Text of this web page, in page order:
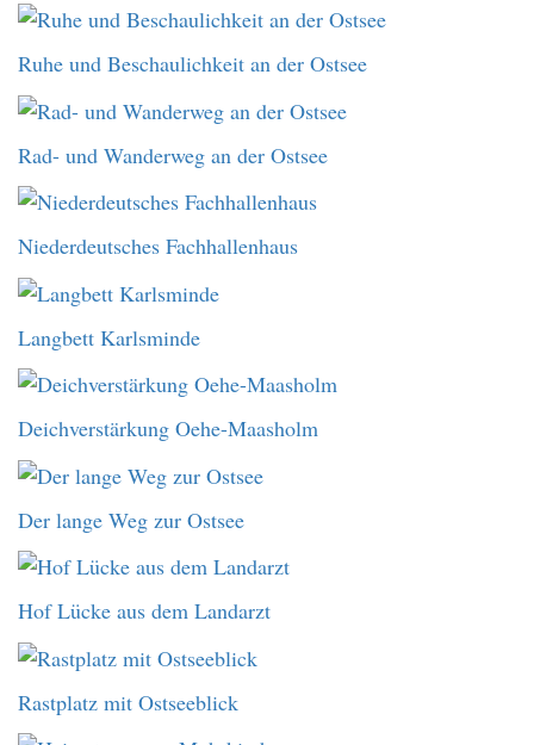
Ruhe und Beschaulichkeit an der Ostsee
Rad- und Wanderweg an der Ostsee
Niederdeutsches Fachhallenhaus
Langbett Karlsminde
Deichverstärkung Oehe-Maasholm
Der lange Weg zur Ostsee
Hof Lücke aus dem Landarzt
Rastplatz mit Ostseeblick